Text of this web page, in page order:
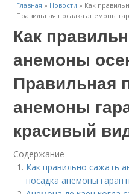
Главная » Новости » Как
Правильная посадка анемоны
Как
анемоны
Правильная
анемоны
красивый
Содержание
Как правильно сажать
посадка анемоны